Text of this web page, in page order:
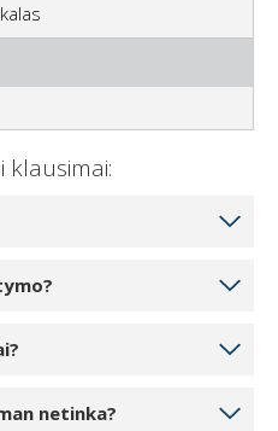
klausimai:
produktų kiekį
Paspaudę mygtuką
pakeisti produktų kiekį.
įvesti visus
yra mūsų sandėlyje,
7 darbo dienas.
būsite informuoti
netinka?